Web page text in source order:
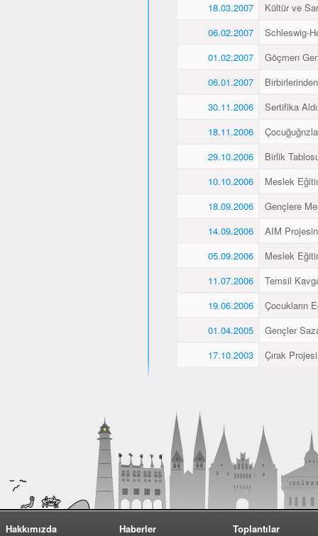
18.03.2007
Kültür ve
06.02.2007
Schleswig-
01.02.2007
Göçmen
06.01.2007
30.11.2006
Sertifika
18.11.2006
29.10.2006
Birlik
10.10.2006
Meslek
18.09.2006
Gençlere
14.09.2006
AIM
05.09.2006
Meslek
11.07.2006
Temsil
19.06.2006
Çocukların
01.04.2005
Gençler
17.10.2003
Çırak
Hakkımızda
Haberler
Toplantılar